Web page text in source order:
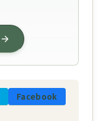
Facebook